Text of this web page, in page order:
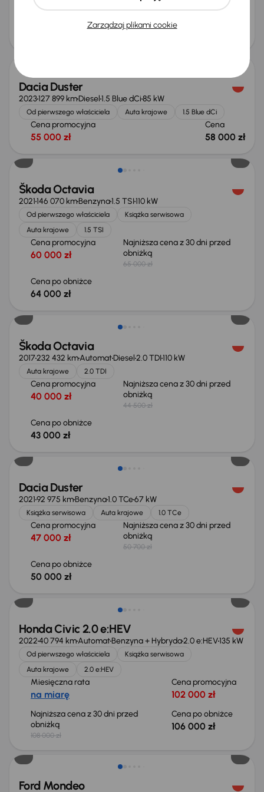
Cena po obniżce
Dacia Duster
2023127 899 kmDiesel1.5 Blue dCi85 kW
Od pierwszego właściciela Auta krajowe 1.5 Blue dCi
Cena promocyjna
55 000 zł
Cena
58 000 zł
Taniej o 1 000 zł
Škoda Octavia
2021146 070 kmBenzyna1.5 TSI110 kW
Od pierwszego właściciela
Książka serwisowa
Auta krajowe
1.5 TSI
Cena promocyjna
60 000 zł
Najniższa cena z 30 dni przed
obniżką
65 000 zł
Cena po obniżce
64 000 zł
Taniej o 1 500 zł
Škoda Octavia
2017232 432 kmAutomatDiesel2.0 TDI110 kW
Auta krajowe 2.0 TDI
Cena promocyjna
40 000 zł
Najniższa cena z 30 dni przed
obniżką
44 500 zł
Cena po obniżce
43 000 zł
Dacia Duster
202192 975 kmBenzyna1.0 TCe67 kW
Książka serwisowa Auta krajowe 1.0 TCe
Cena promocyjna
47 000 zł
Najniższa cena z 30 dni przed
obniżką
50 700 zł
Cena po obniżce
50 000 zł
Taniej o 2 000 zł
Honda Civic 2.0 e:HEV
202240 794 kmAutomatBenzyna + Hybryda2.0 e:HEV135 kW
Od pierwszego właściciela
Książka serwisowa
Auta krajowe
2.0 e:HEV
Miesięczna rata
na miarę
Cena promocyjna
102 000 zł
Najniższa cena z 30 dni przed
obniżką
108 000 zł
Cena po obniżce
106 000 zł
Ford Mondeo
Zarządzaj plikami cookie